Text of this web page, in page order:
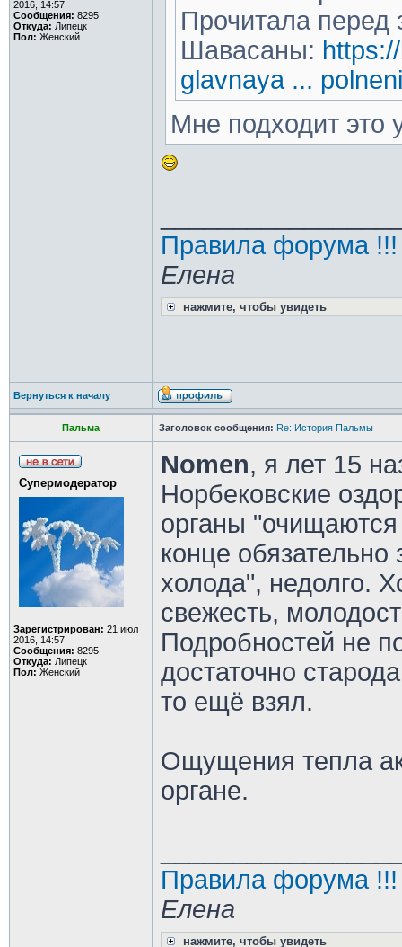
2016, 14:57
Сообщения: 8295
Откуда: Липецк
Пол: Женский
Прочитала перед
Шавасаны:
glavnaya ...
Мне подходит это
Правила форума !!!
Елена
нажмите, чтобы увидеть
Вернуться к началу
Пальма Заголовок сообщения: Re: История Пальмы
Супермодератор
Зарегистрирован: 21 июл
2016, 14:57
Сообщения: 8295
Откуда: Липецк
Пол: Женский
Nomen, я лет 15
Норбековские
органы
конце
холода", недолго.
свежесть,
Подробностей не
достаточно
то ещё взял.
Ощущения тепла
органе.
Правила форума !!!
Елена
нажмите, чтобы увидеть